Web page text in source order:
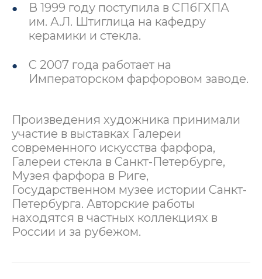
В 1999 году поступила в СПбГХПА
им. А.Л. Штиглица на кафедру
керамики и стекла.
С 2007 года работает на
Императорском фарфоровом заводе.
Произведения художника принимали
участие в выставках Галереи
современного искусства фарфора,
Галереи стекла в Санкт-Петербурге,
Музея фарфора в Риге,
Государственном музее истории Санкт-
Петербурга. Авторские работы
находятся в частных коллекциях в
России и за рубежом.